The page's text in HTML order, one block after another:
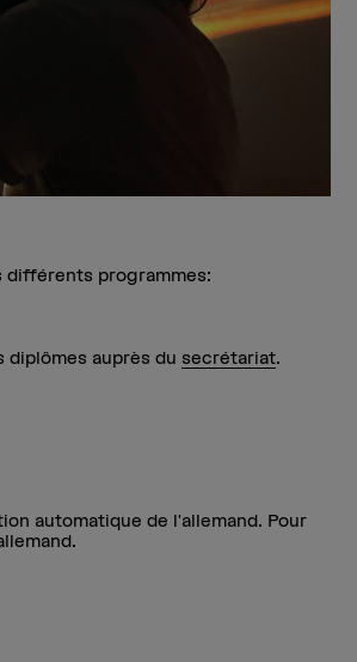
différents programmes:
diplômes auprès du secrétariat.
automatique de l'allemand. Pour